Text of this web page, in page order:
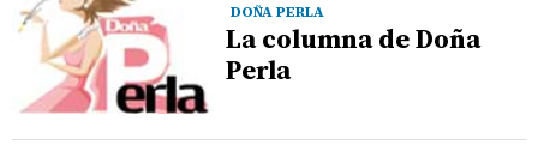
DOÑA PERLA
La columna de Doña
Perla